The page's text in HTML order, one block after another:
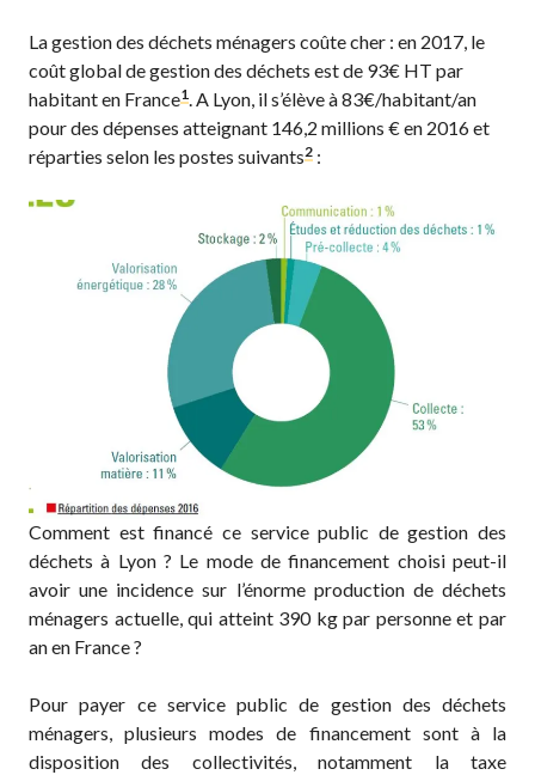
La gestion des déchets ménagers coûte cher : en 2017, le
coût global de gestion des déchets est de 93€ HT par
habitant en France1. A Lyon, il s’élève à 83€/habitant/an
pour des dépenses atteignant 146,2 millions € en 2016 et
réparties selon les postes suivants2 :
Comment est financé ce service public de gestion des
déchets à Lyon ? Le mode de financement choisi peut-il
avoir une incidence sur l’énorme production de déchets
ménagers actuelle, qui atteint 390 kg par personne et par
an en France ?
Pour payer ce service public de gestion des déchets
ménagers, plusieurs modes de financement sont à la
disposition des collectivités, notamment la taxe